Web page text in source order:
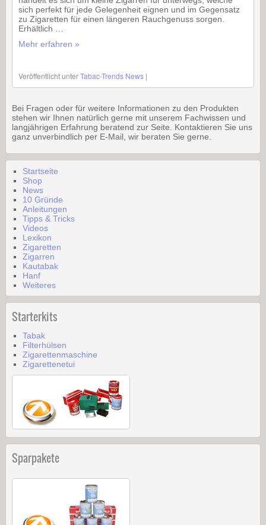
sich perfekt für jede Gelegenheit eignen und im Gegensatz
zu Zigaretten für einen längeren Rauchgenuss sorgen.
Erhältlich …
Mehr erfahren »
Veröffentlicht unterTabac-Trends News |
Bei Fragen oder für weitere Informationen zu den Produkten
stehen wir Ihnen natürlich gerne mit unserem Fachwissen und
langjährigen Erfahrung beratend zur Seite. Kontaktieren Sie uns
ganz unverbindlich per E-Mail, wir beraten Sie gerne.
Startseite
Shop
News
10 Gründe
Anleitungen
Tipps & Tricks
Videos
Lexikon
Zigaretten
Zigarren
Kautabak
Hanf
Weiteres
Starterkits
Tabak
Filterhülsen
Zigarettenmaschine
Zigarettenetui
Sparpakete